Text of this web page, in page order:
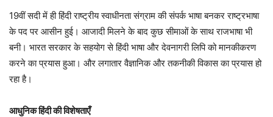
19वीं सदी में ही हिंदी राष्ट्रीय स्वाधीनता संग्राम की संपर्क भाषा बनकर राष्ट्रभाषा
के पद पर आसीन हुई। आजादी मिलने के बाद कुछ सीमाओं के साथ राजभाषा भी
बनी। भारत सरकार के सहयोग से हिंदी भाषा और देवनागरी लिपि को मानकीकरण
करने का प्रयास हुआ। और लगातार वैज्ञानिक और तकनीकी विकास का प्रयास हो
रहा है।
आधुनिक हिंदी की विशेषताएँ